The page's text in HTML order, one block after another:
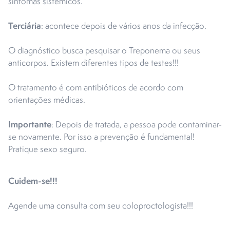
Terciária: acontece depois de vários anos da infecção.
O diagnóstico busca pesquisar o Treponema ou seus
anticorpos. Existem diferentes tipos de testes!!!
O tratamento é com antibióticos de acordo com
orientações médicas.
Importante: Depois de tratada, a pessoa pode contaminar-
se novamente. Por isso a prevenção é fundamental!
Pratique sexo seguro.
Cuidem-se!!!
Agende uma consulta com seu coloproctologista!!!